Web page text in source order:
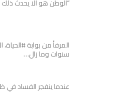
“الوطن هو ألّا يحدث
المرفأ من بوابة
سنوات وما زال…
عندما ينفجر الفساد في